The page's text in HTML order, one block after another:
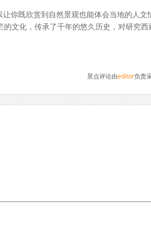
你既欣赏到自然景观也能体会当地的人文
文化，传承了千年的悠久历史，对研究西
景点评论由editor负责